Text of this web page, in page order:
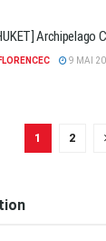
Archipelago
FLORENCEC 9 MAI
1 2